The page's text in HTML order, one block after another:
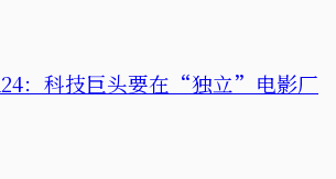
：科技巨头要在“独立”电影厂